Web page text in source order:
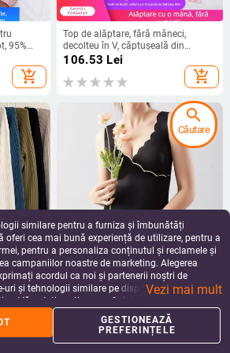
95%
add_shopping_cart
Top de alăptare, fără mâneci,
decolteu în V, căptușeală din
bumbac, 90–95% viscose, pentru
maternitate și perioada postnatală
106.53 Lei
add_shopping_cart
mâneci
add_shopping_cart
Top de alăptare cu decolteu în V,
fără mâneci, lungime medie,
material nylon-spandex, croială
strânsă, cu deschidere pentru
alăptare
131.68Lei
add_shopping_cart
similare pentru a furniza și îmbunătăți
oferi cea mai bună experiență de utilizare, pentru a
pentru a personaliza conținutul și reclamele și
campaniilor noastre de marketing. Alegerea
acordul ca noi și partenerii noștri de
uri și tehnologii similare pe dispozitivul dvs. în
Vă puteți gestiona preferințele în orice moment
preferințele”. Pentru mai multe informații, vă
noastră de confidențialitate.
Vezi mai mult
GESTIONEAZĂ
PREFERINȚELE
search
Căutare